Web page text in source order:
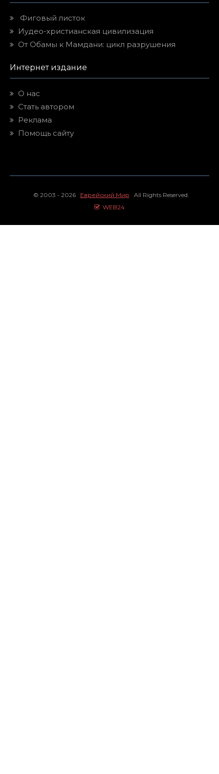
Фиговый листок
Иудео-христианская цивилизация
От Обамы к Мамдани: цикл разрушения
Интернет издание
О нас
Стать автором
Реклама
Помощь сайту
© 2003 - 2026 Еврейский Мир All Rights Reserved.
WEB24